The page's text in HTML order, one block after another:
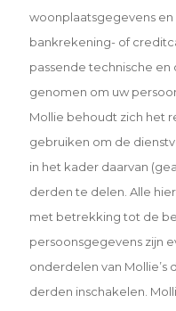
woonplaatsgegevens
bankrekening- of
passende technische
genomen om uw
Mollie behoudt zich het
gebruiken om de
in het kader daarvan
derden te delen. Alle
met betrekking tot de
persoonsgegevens zijn
onderdelen van Mollie’s
derden inschakelen.